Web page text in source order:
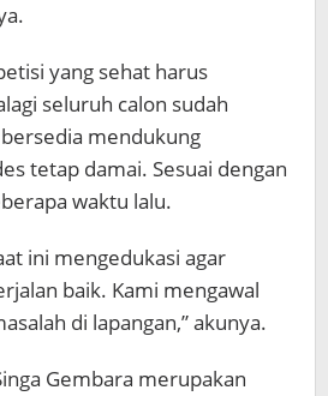
yang sehat harus
seluruh calon sudah
mendukung
tetap damai. Sesuai dengan
waktu lalu.
ini mengedukasi agar
baik. Kami mengawal
di lapangan,” akunya.
Gembara merupakan